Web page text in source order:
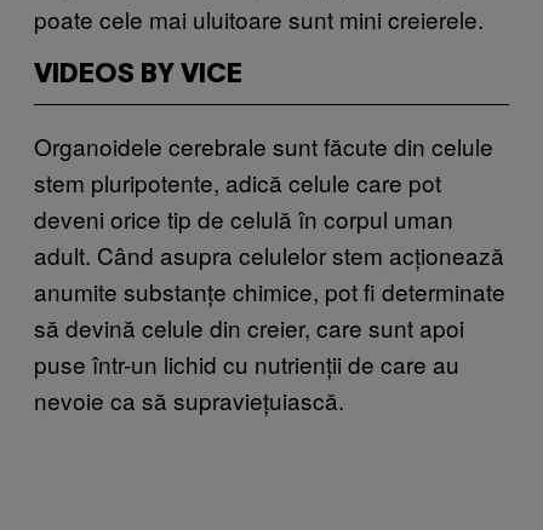
poate cele mai uluitoare sunt mini creierele.
VIDEOS BY VICE
Organoidele cerebrale sunt făcute din celule
stem pluripotente, adică celule care pot
deveni orice tip de celulă în corpul uman
adult. Când asupra celulelor stem acționează
anumite substanțe chimice, pot fi determinate
să devină celule din creier, care sunt apoi
puse într-un lichid cu nutrienții de care au
nevoie ca să supraviețuiască.